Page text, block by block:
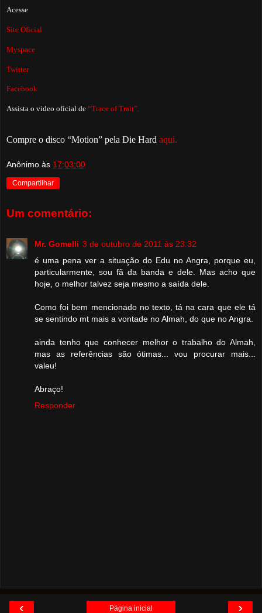
Acesse
Site Oficial
Myspace
Twitter
Facebook
Assista o video oficial de “Trace of Trait”.
Compre o disco “Motion” pela Die Hard aqui.
Anônimo às 17:03:00
Compartilhar
Um comentário:
Mr. Gomelli 3 de outubro de 2011 às 23:32
é uma pena ver a situação do Edu no Angra, porque eu,
particularmente, sou fã da banda e dele. Mas acho que
hoje, o melhor talvez seja mesmo a saída dele.
Como foi bem mencionado no texto, tá na cara que ele tá
se sentindo mt mais a vontade no Almah, do que no Angra.
ainda tenho que conhecer melhor o trabalho do Almah,
mas as referências são ótimas... vou procurar mais...
valeu!
Abraço!
Responder
‹ ›
Página inicial